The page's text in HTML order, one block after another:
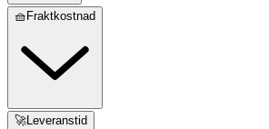
🧺Fraktkostnad
🚀Leveranstid